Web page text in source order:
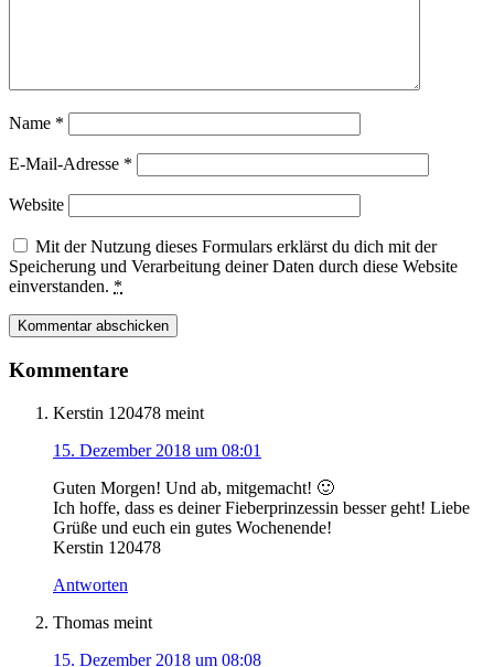
Name *
E-Mail-Adresse *
Website
Mit der Nutzung dieses Formulars erklärst du dich mit der
Speicherung und Verarbeitung deiner Daten durch diese Website
einverstanden. *
Kommentare
Kerstin 120478 meint
15. Dezember 2018 um 08:01
Guten Morgen! Und ab, mitgemacht! 🙂
Ich hoffe, dass es deiner Fieberprinzessin besser geht! Liebe
Grüße und euch ein gutes Wochenende!
Kerstin 120478
Antworten
Thomas meint
15. Dezember 2018 um 08:08